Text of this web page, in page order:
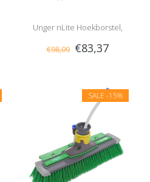
Unger nLite Hoekborstel,
Gespleten
€98,09 €83,37
SALE -15%